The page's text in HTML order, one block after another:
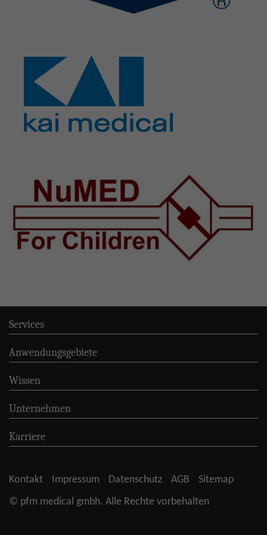
Services
Anwendungsgebiete
Wissen
Unternehmen
Karriere
Kontakt Impressum Datenschutz AGB
Sitemap
© pfm medical gmbh. Alle Rechte vorbehalten